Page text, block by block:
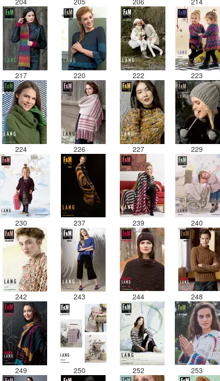
217 220 222 223
224 226 227 229
230 237 239 240
242 243 244 248
249 250 252 253